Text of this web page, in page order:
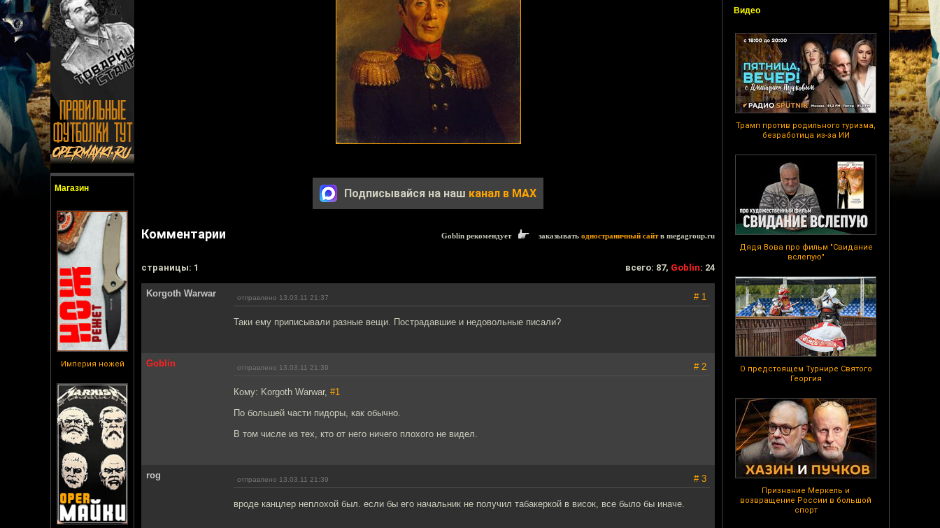
Магазин
Империя ножей
Видео
Трамп против родильного туризма,
безработица из-за ИИ
Дядя Вова про фильм "Свидание
вслепую"
О предстоящем Турнире Святого
Георгия
Признание Меркель и
возвращение России в большой
спорт
Подписывайся на наш канал в MAX
Комментарии Goblin рекомендует заказывать одностраничный сайтв megagroup.ru
cтраницы: 1 всего: 87, Goblin: 24
Korgoth Warwar отправлено 13.03.11 21:37 # 1
Таки ему приписывали разные вещи. Пострадавшие и недовольные писали?
Goblin отправлено 13.03.11 21:39 # 2
Кому: Korgoth Warwar, #1
По большей части пидоры, как обычно.
В том числе из тех, кто от него ничего плохого не видел.
rog отправлено 13.03.11 21:39 # 3
вроде канцлер неплохой был. если бы его начальник не получил табакеркой в висок, все было бы иначе.